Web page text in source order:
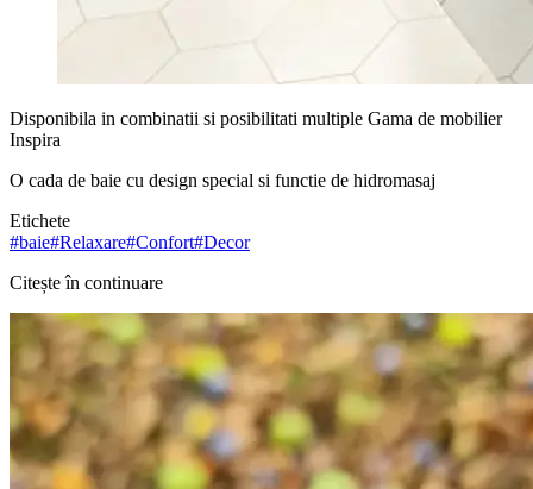
Disponibila in combinatii si posibilitati multiple Gama de mobilier
Inspira
O cada de baie cu design special si functie de hidromasaj
Etichete
#baie#Relaxare#Confort#Decor
Citește în continuare